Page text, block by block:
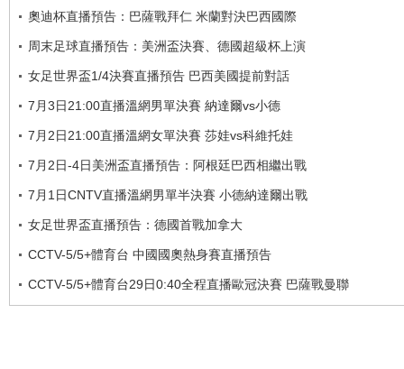
奧迪杯直播預告：巴薩戰拜仁 米蘭對決巴西國際
周末足球直播預告：美洲盃決賽、德國超級杯上演
女足世界盃1/4決賽直播預告 巴西美國提前對話
7月3日21:00直播溫網男單決賽 納達爾vs小德
7月2日21:00直播溫網女單決賽 莎娃vs科維托娃
7月2日-4日美洲盃直播預告：阿根廷巴西相繼出戰
7月1日CNTV直播溫網男單半決賽 小德納達爾出戰
女足世界盃直播預告：德國首戰加拿大
CCTV-5/5+體育台 中國國奧熱身賽直播預告
CCTV-5/5+體育台29日0:40全程直播歐冠決賽 巴薩戰曼聯